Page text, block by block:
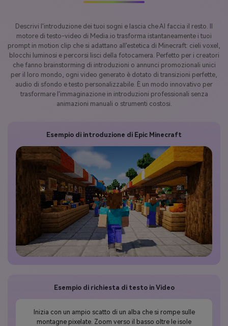
Descrivi l'introduzione dei tuoi sogni e lascia che AI faccia il resto. Il
motore di testo-video di Media.io trasforma istantaneamente i tuoi
prompt in motion clip che si adattano all'estetica di Minecraft: cieli voxel,
blocchi luminosi e percorsi lisci della fotocamera. Perfetto per i creatori
che fanno brainstorming di introduzioni o annunci promozionali unici
per il loro mondo, ogni video generato è dotato di transizioni perfette,
audio di sfondo e testo personalizzabile. È un modo innovativo per
trasformare l'immaginazione in introduzioni professionali senza
animazioni manuali o strumenti costosi.
Esempio di richiesta di testo in Video
Inizia con un ampio scatto di un alba che si rompe sulle
montagne pixelate. Zoom verso il basso oltre le isole
Esempio di introduzione di Epic Minecraft